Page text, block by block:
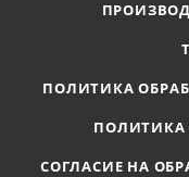
ПОЛИТИКА
СОГЛАСИЕ НА